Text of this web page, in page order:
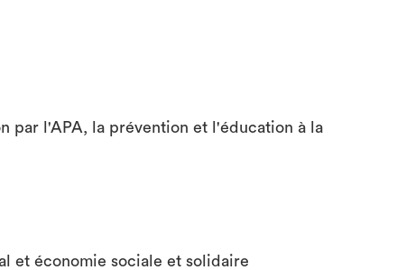
par l'APA, la prévention et l'éducation à la
et économie sociale et solidaire